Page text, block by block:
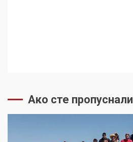
Ако сте пропуснали